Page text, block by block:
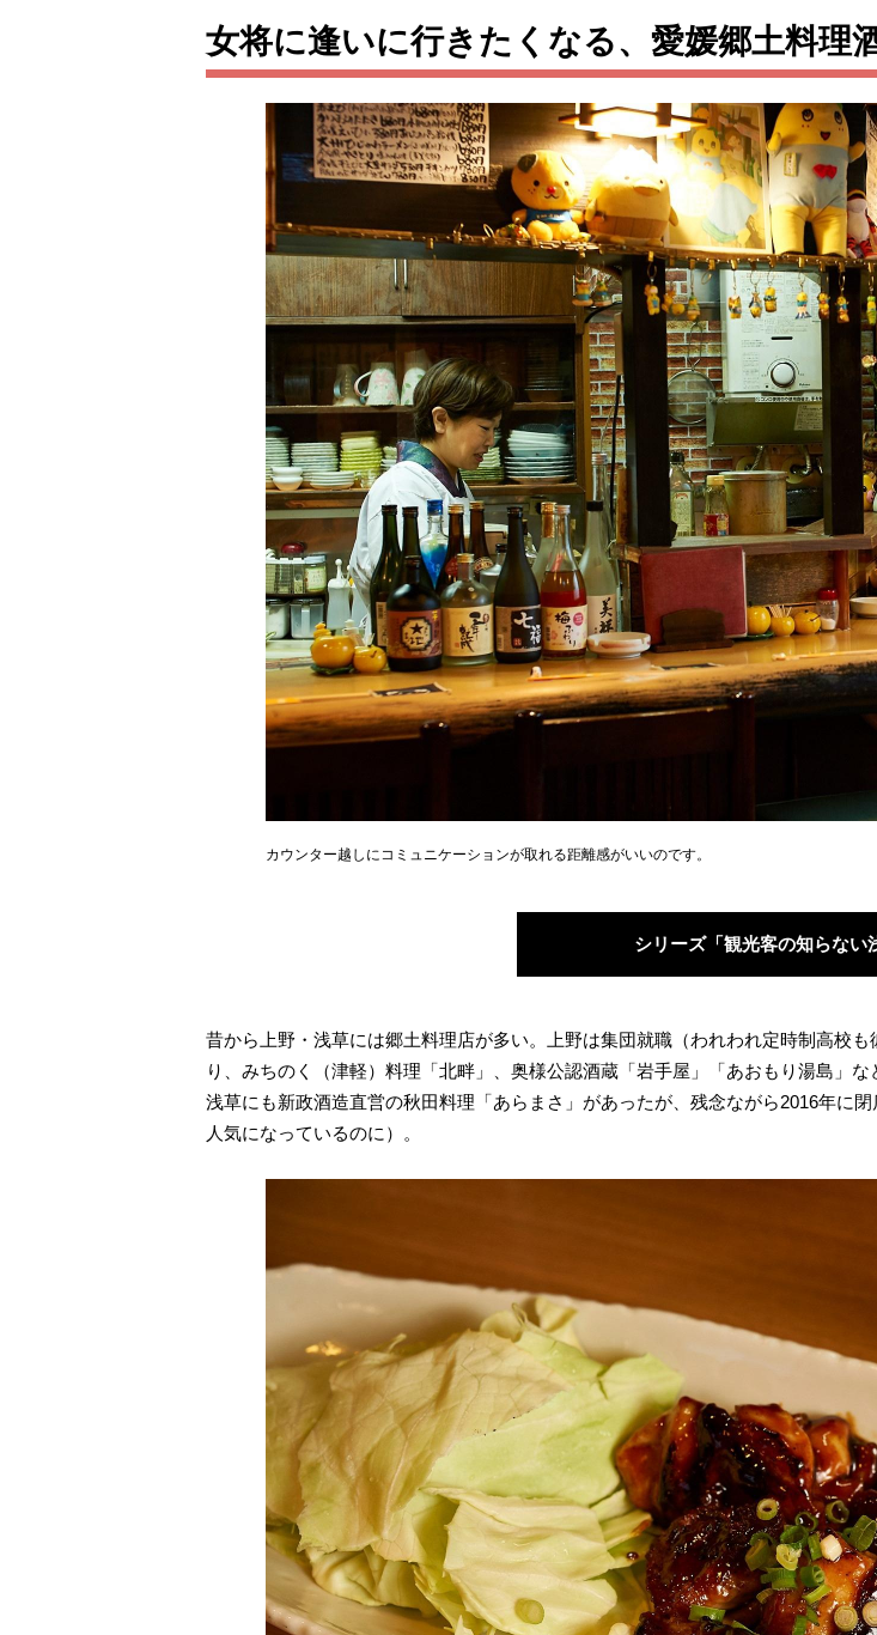
女将に逢いに行きたくなる、愛媛郷土料理酒
カウンター越しにコミュニケーションが取れる距離感がいいのです。
シリーズ「観光客の知らない
昔から上野・浅草には郷土料理店が多い。上野は集団就職（われわれ定時制高校
り、みちのく（津軽）料理「北畔」、奥様公認酒蔵「岩手屋」「あおもり湯島」な
浅草にも新政酒造直営の秋田料理「あらまさ」があったが、残念ながら2016年に
人気になっているのに）。